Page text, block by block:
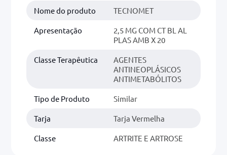
Nome do produto TECNOMET
Apresentação
2,5 MG COM CT BL AL
PLAS AMB X 20
Classe Terapêutica
AGENTES
ANTINEOPLÁSICOS
ANTIMETABÓLITOS
Tipo de Produto Similar
Tarja Tarja Vermelha
Classe ARTRITE E ARTROSE